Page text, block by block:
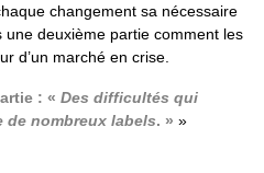
changement sa nécessaire
deuxième partie comment les
d’un marché en crise.
: « Des difficultés qui
de nombreux labels. »